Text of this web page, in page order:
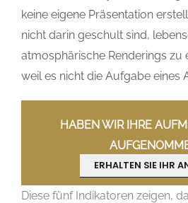
keine eigene Präsentation
nicht darin geschult sind,
atmosphärische Renderings zu
weil es nicht die Aufgabe eines
HABEN WIR IHRE
ERHALTEN SIE IHR
Diese fünf Indikatoren zeigen,